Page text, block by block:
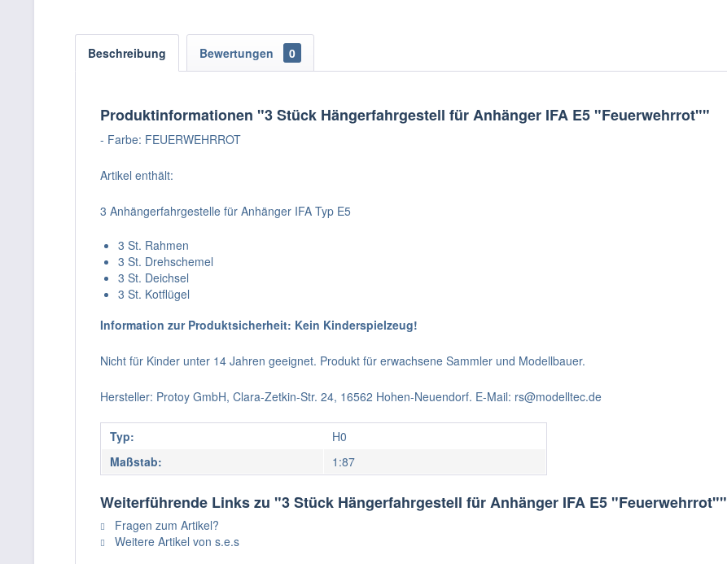
Beschreibung Bewertungen 0
Produktinformationen "3 Stück Hängerfahrgestell für Anhänger IFA E5 "Feuerwehrrot""
- Farbe: FEUERWEHRROT
Artikel enthält:
3 Anhängerfahrgestelle für Anhänger IFA Typ E5
3 St. Rahmen
3 St. Drehschemel
3 St. Deichsel
3 St. Kotflügel
Information zur Produktsicherheit: Kein Kinderspielzeug!
Nicht für Kinder unter 14 Jahren geeignet. Produkt für erwachsene Sammler und Modellbauer.
Hersteller: Protoy GmbH, Clara-Zetkin-Str. 24, 16562 Hohen-Neuendorf. E-Mail: rs@modelltec.de
Typ:
H0
Maßstab:
1:87
Weiterführende Links zu "3 Stück Hängerfahrgestell für Anhänger IFA E5 "Feuerwehrrot""
Fragen zum Artikel?
Weitere Artikel von s.e.s